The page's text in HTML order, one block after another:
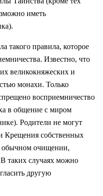
иметь
такого правила, которое
Известно, что
великокняжеских и
монахи. Только
восприемничество
в общение с миром
Родители не могут
Крещения собственных
обычном очищении,
таких случаях можно
другую